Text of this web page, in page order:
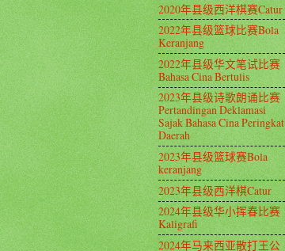
2020年县级西洋棋赛Catur
2022年县级篮球比赛Bola
Keranjang
2022年县级华文笔试比赛
Bahasa Cina Bertulis
2023年县级诗歌朗诵比赛
Pertandingan Deklamasi
Sajak Bahasa Cina Peringkat
Daerah
2023年县级篮球赛Bola
keranjang
2023年县级西洋棋Catur
2024年县级华小挥春比赛
Kaligrafi
2024年马来西亚散打王公